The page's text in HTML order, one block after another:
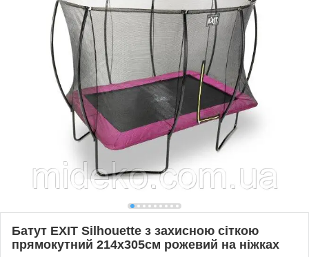
Батут EXIT Silhouette з захисною сіткою
прямокутний 214х305см рожевий на ніжках